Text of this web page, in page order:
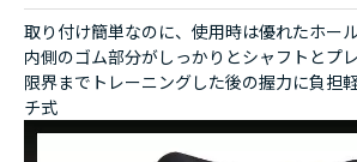
取り付け簡単なのに、使用時は優れたホール
内側のゴム部分がしっかりとシャフトとプ
限界までトレーニングした後の握力に負担
チ式